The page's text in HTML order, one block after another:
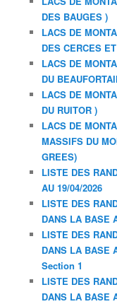
DES BAUGES )
LACS DE
DES CERCES
LACS DE
DU
LACS DE
DU RUITOR )
LACS DE
MASSIFS DU
GREES)
LISTE DES
AU 19/04/2026
LISTE DES
DANS LA BASE
LISTE DES
DANS LA BASE
Section 1
LISTE DES
DANS LA BASE